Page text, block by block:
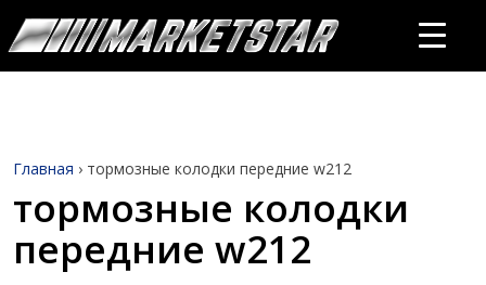
Главная › тормозные колодки передние w212
тормозные колодки
передние w212